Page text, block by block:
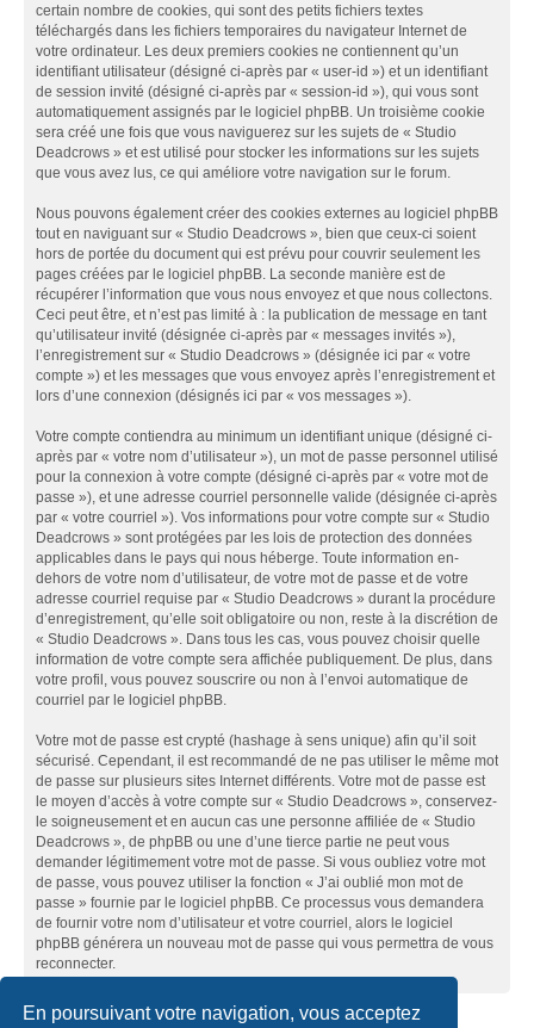
En poursuivant votre navigation, vous acceptez
certain nombre de cookies, qui sont des petits fichiers textes
téléchargés dans les fichiers temporaires du navigateur Internet de
votre ordinateur. Les deux premiers cookies ne contiennent qu’un
identifiant utilisateur (désigné ci-après par « user-id ») et un identifiant
de session invité (désigné ci-après par « session-id »), qui vous sont
automatiquement assignés par le logiciel phpBB. Un troisième cookie
sera créé une fois que vous naviguerez sur les sujets de « Studio
Deadcrows » et est utilisé pour stocker les informations sur les sujets
que vous avez lus, ce qui améliore votre navigation sur le forum.
Nous pouvons également créer des cookies externes au logiciel phpBB
tout en naviguant sur « Studio Deadcrows », bien que ceux-ci soient
hors de portée du document qui est prévu pour couvrir seulement les
pages créées par le logiciel phpBB. La seconde manière est de
récupérer l’information que vous nous envoyez et que nous collectons.
Ceci peut être, et n’est pas limité à : la publication de message en tant
qu’utilisateur invité (désignée ci-après par « messages invités »),
l’enregistrement sur « Studio Deadcrows » (désignée ici par « votre
compte ») et les messages que vous envoyez après l’enregistrement et
lors d’une connexion (désignés ici par « vos messages »).
Votre compte contiendra au minimum un identifiant unique (désigné ci-
après par « votre nom d’utilisateur »), un mot de passe personnel utilisé
pour la connexion à votre compte (désigné ci-après par « votre mot de
passe »), et une adresse courriel personnelle valide (désignée ci-après
par « votre courriel »). Vos informations pour votre compte sur « Studio
Deadcrows » sont protégées par les lois de protection des données
applicables dans le pays qui nous héberge. Toute information en-
dehors de votre nom d’utilisateur, de votre mot de passe et de votre
adresse courriel requise par « Studio Deadcrows » durant la procédure
d’enregistrement, qu’elle soit obligatoire ou non, reste à la discrétion de
« Studio Deadcrows ». Dans tous les cas, vous pouvez choisir quelle
information de votre compte sera affichée publiquement. De plus, dans
votre profil, vous pouvez souscrire ou non à l’envoi automatique de
courriel par le logiciel phpBB.
Votre mot de passe est crypté (hashage à sens unique) afin qu’il soit
sécurisé. Cependant, il est recommandé de ne pas utiliser le même mot
de passe sur plusieurs sites Internet différents. Votre mot de passe est
le moyen d’accès à votre compte sur « Studio Deadcrows », conservez-
le soigneusement et en aucun cas une personne affiliée de « Studio
Deadcrows », de phpBB ou une d’une tierce partie ne peut vous
demander légitimement votre mot de passe. Si vous oubliez votre mot
de passe, vous pouvez utiliser la fonction « J’ai oublié mon mot de
passe » fournie par le logiciel phpBB. Ce processus vous demandera
de fournir votre nom d’utilisateur et votre courriel, alors le logiciel
phpBB générera un nouveau mot de passe qui vous permettra de vous
reconnecter.